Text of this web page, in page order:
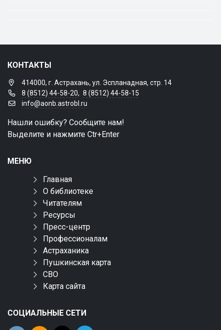
КОНТАКТЫ
414000, г. Астрахань, ул. Эспланадная, стр. 14
8 (8512) 44-58-20, 8 (8512) 44-58-15
info@aonb.astrobl.ru
Нашли ошибку? Сообщите нам!
Выделите и нажмите Ctr+Enter
МЕНЮ
Главная
О библиотеке
Читателям
Ресурсы
Пресс-центр
Профессионалам
Астраханика
Пушкинская карта
СВО
Карта сайта
СОЦИАЛЬНЫЕ СЕТИ